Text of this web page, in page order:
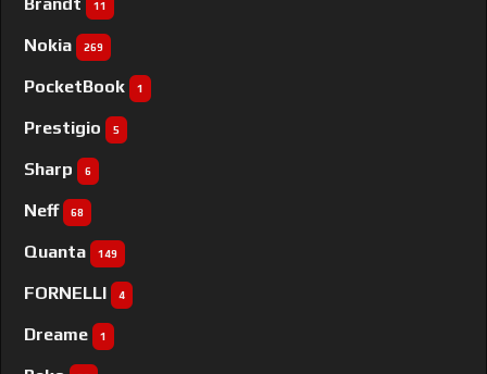
Brandt 11
Nokia 269
PocketBook 1
Prestigio 5
Sharp 6
Neff 68
Quanta 149
FORNELLI 4
Dreame 1